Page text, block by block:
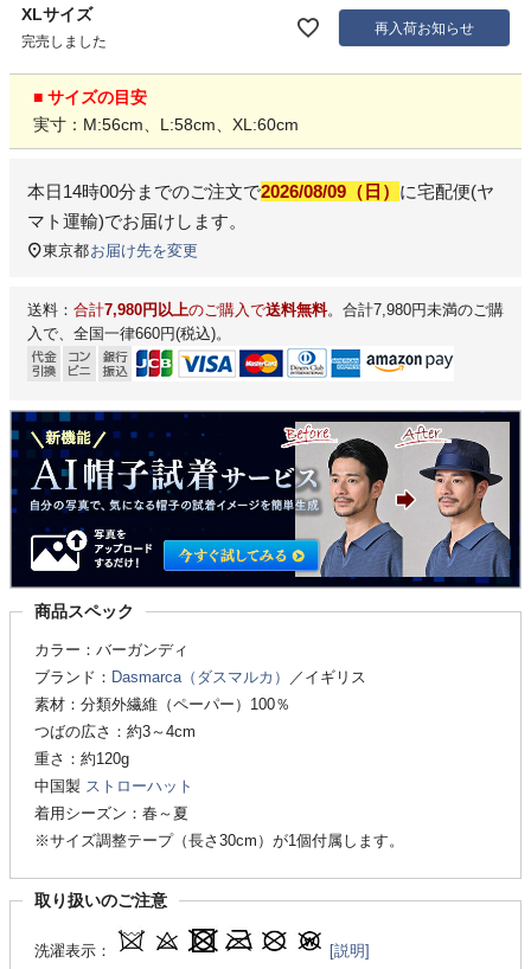
XLサイズ
完売しました
再入荷お知らせ
■ サイズの目安
実寸：M:56cm、L:58cm、XL:60cm
本日14時00分 までのご注文で2026/08/09（日） に宅配便(ヤ
マト運輸)でお届けします。
東京都お届け先を変更
送料： 合計7,980円以上のご購入で送料無料。合計7,980円未満のご購
入で、全国一律660円(税込)。
商品スペック
カラー：バーガンディ
ブランド： Dasmarca（ダスマルカ）
／イギリス
素材：分類外繊維（ペーパー）100％
つばの広さ：約3～4cm
重さ：約120g
中国製 ストローハット
着用シーズン：春～夏
※サイズ調整テープ（長さ30cm）が1個付属します。
取り扱いのご注意
洗濯表示： [説明]